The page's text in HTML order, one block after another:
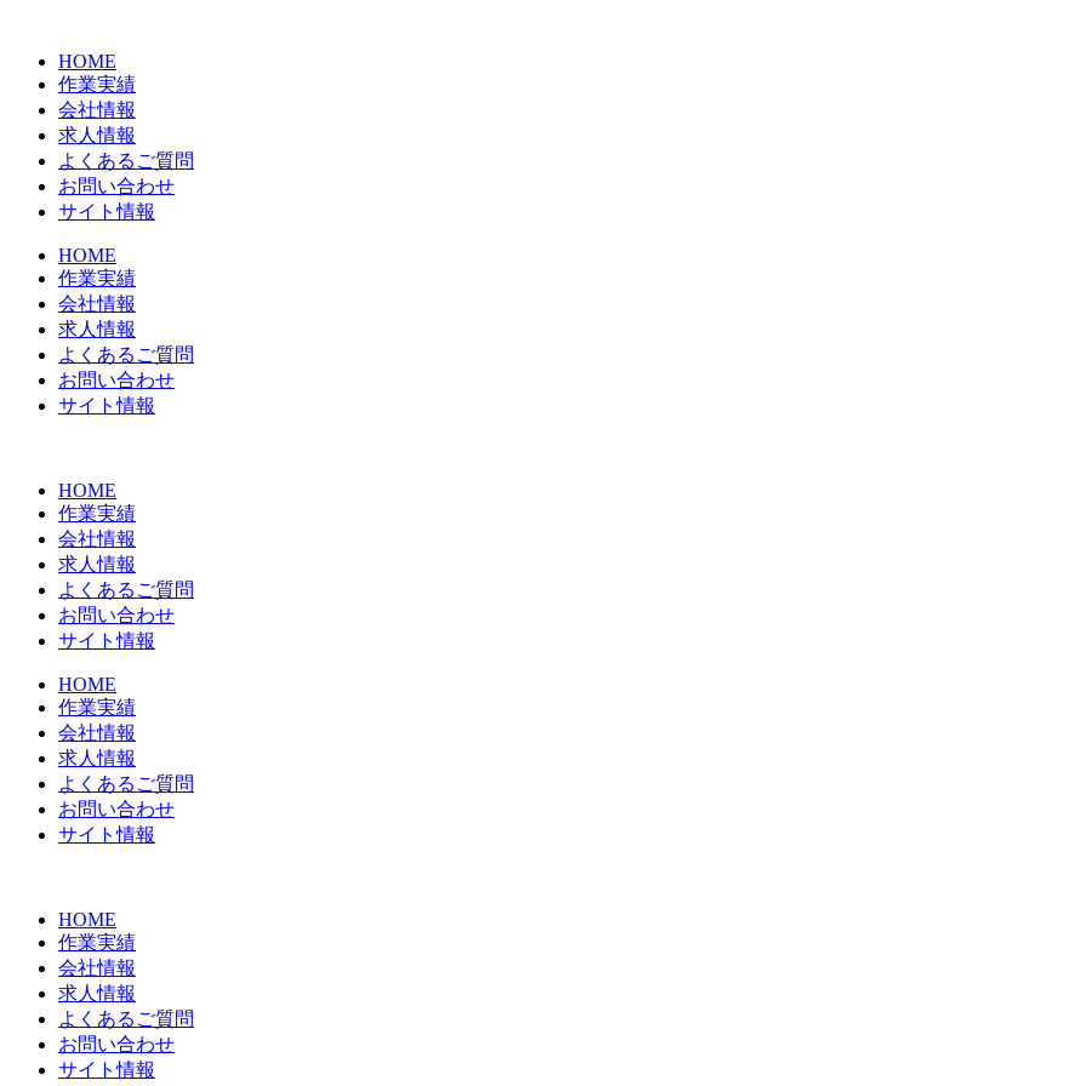
HOME
作業実績
会社情報
求人情報
よくあるご質問
お問い合わせ
サイト情報
HOME
作業実績
会社情報
求人情報
よくあるご質問
お問い合わせ
サイト情報
HOME
作業実績
会社情報
求人情報
よくあるご質問
お問い合わせ
サイト情報
HOME
作業実績
会社情報
求人情報
よくあるご質問
お問い合わせ
サイト情報
HOME
作業実績
会社情報
求人情報
よくあるご質問
お問い合わせ
サイト情報